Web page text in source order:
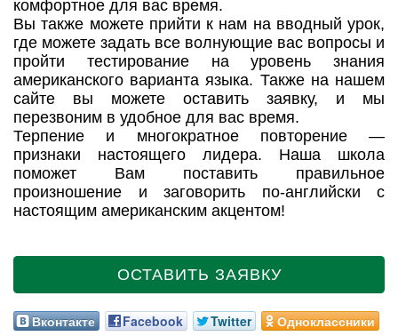
комфортное для вас время.
Вы также можете прийти к нам на вводный урок,
где можете задать все волнующие вас вопросы и
пройти тестирование на уровень знания
американского варианта языка. Также на нашем
сайте вы можете оставить заявку, и мы
перезвоним в удобное для вас время.
Терпение и многократное повторение —
признаки настоящего лидера. Наша школа
поможет Вам поставить правильное
произношение и заговорить по-английски с
настоящим американским акцентом!
ОСТАВИТЬ ЗАЯВКУ
Вконтакте Facebook Twitter
Одноклассники